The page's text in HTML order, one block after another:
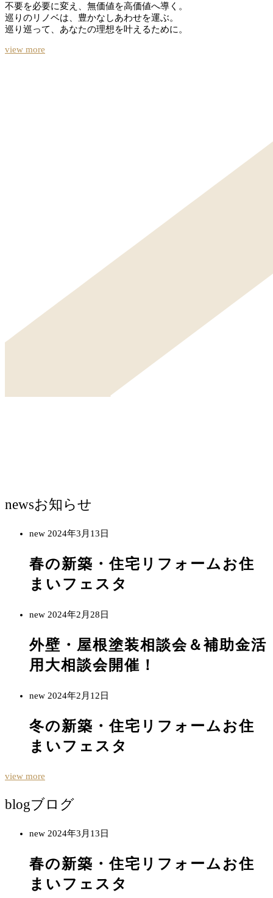
不要を必要に変え、無価値を高価値へ導く。
巡りのリノベは、豊かなしあわせを運ぶ。
巡り巡って、あなたの理想を叶えるために。
view more
newsお知らせ
new 2024年3月13日
春の新築・住宅リフォームお住
まいフェスタ
new 2024年2月28日
外壁・屋根塗装相談会＆補助金活
用大相談会開催！
new 2024年2月12日
冬の新築・住宅リフォームお住
まいフェスタ
view more
blogブログ
new 2024年3月13日
春の新築・住宅リフォームお住
まいフェスタ